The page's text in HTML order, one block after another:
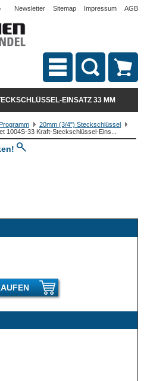
Newsletter Sitemap Impressum AGB
EINSATZ 33 MM
20mm (3/4") Steckschlüssel
1004S-33 Kraft-Steckschlüssel-Eins...